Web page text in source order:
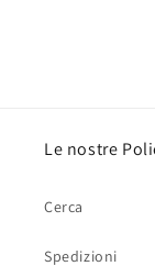
Le nostre
Cerca
Spedizioni